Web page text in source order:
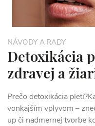
NÁVODY A RADY
Detoxikácia
zdravej a
Prečo detoxikácia
vonkajším vplyvom –
up či nadmernej tvorbe